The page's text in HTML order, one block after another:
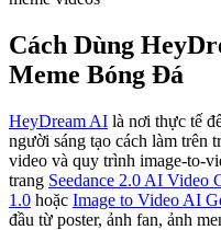
Cách Dùng
Meme Bóng Đá
HeyDream AI là nơi thực tế
người sáng tạo cách làm trên
video và quy trình image-to-
trang Seedance 2.0 AI Video
1.0 hoặc Image to Video AI
đầu từ poster, ảnh fan, ảnh